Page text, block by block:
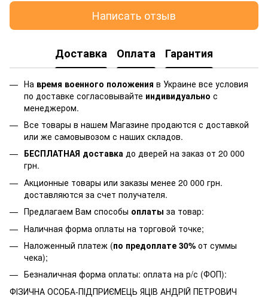
Написать отзыв
Доставка Оплата Гарантия
На время военного положения в Украине все условия
по доставке согласовывайте индивидуально с
менеджером.
Все товары в нашем Магазине продаются с доставкой
или же самовывозом с наших складов.
БЕСПЛАТНАЯ доставка до дверей на заказ от 20 000
грн.
Акционные товары или заказы менее 20 000 грн.
доставляются за счет получателя.
Предлагаем Вам способы оплаты за товар:
Наличная форма оплаты на торговой точке;
Наложенный платеж (по предоплате 30% от суммы
чека);
Безналичная форма оплаты: оплата на р/с (ФОП):
ФІЗИЧНА ОСОБА-ПІДПРИЄМЕЦЬ ЯЦІВ АНДРІЙ ПЕТРОВИЧ